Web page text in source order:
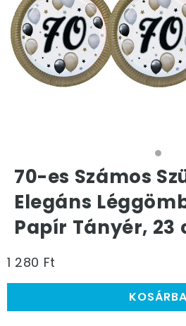
70-es Számos
Elegáns
Papír Tányér, 23
1 280 Ft
KOSÁRBA